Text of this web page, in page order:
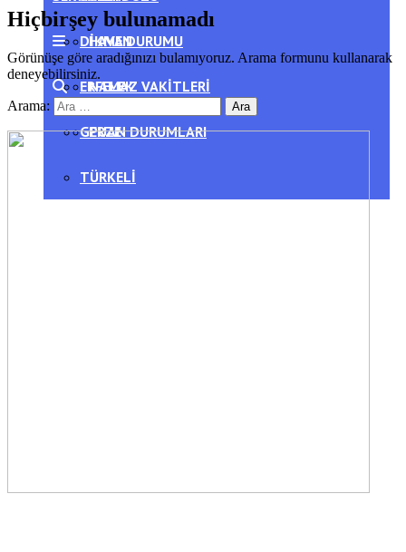
DIKMEN
ERFELEK
GERZE
TÜRKELI
HAVA DURUMU
NAMAZ VAKITLERI
PUAN DURUMLARI
Hiçbirşey bulunamadı
Görünüşe göre aradığınızı bulamıyoruz. Arama formunu kullanarak
deneyebilirsiniz.
Arama: